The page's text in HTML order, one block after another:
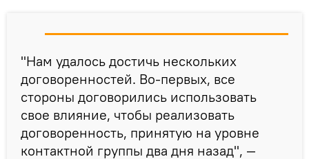
"Нам удалось достичь нескольких
договоренностей. Во-первых, все
стороны договорились использовать
свое влияние, чтобы реализовать
договоренность, принятую на уровне
контактной группы два дня назад", —